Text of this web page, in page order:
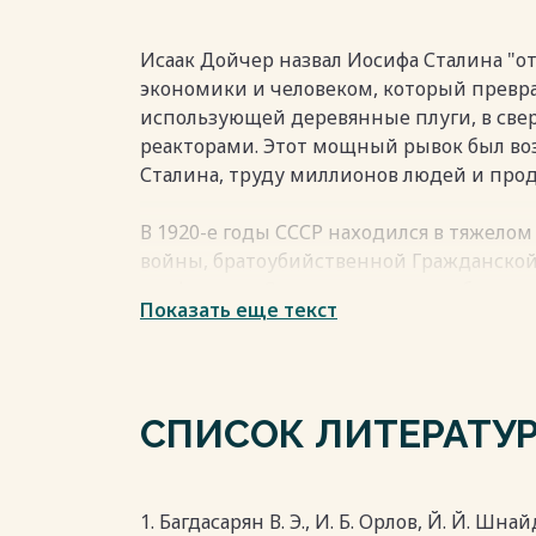
Весь текст будет доступенпосле
Исаак Дойчер назвал Иосифа Сталина
экономики и человеком, который
использующей деревянные плуги, в
реакторами. Этот мощный рывок был
Сталина, труду миллионов людей и
В 1920-е годы СССР находился в
войны, братоубийственной
деятельности агентов и бандитизма.
другими государствами во внешней
под свой контроль. Он запустил
Показать еще текст
СПИСОК
1. Багдасарян В. Э., И. Б. Орлов, Й. Й.